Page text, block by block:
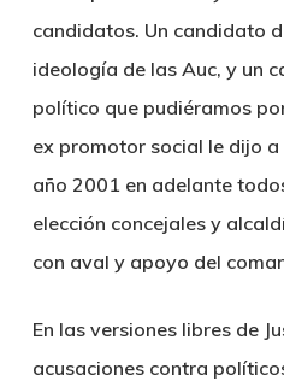
candidatos. Un candidato
ideología de las Auc, y un
político que pudiéramos
ex promotor social le dijo a
año 2001 en adelante
elección concejales y
con aval y apoyo del
En las versiones libres de
acusaciones contra